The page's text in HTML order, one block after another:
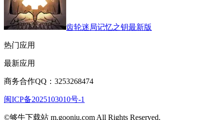
齿轮迷局记忆之钥最新版
热门应用
最新应用
商务合作QQ：3253268474
闽ICP备2025103010号-1
©够牛下载站 m.gooniu.com All Rights Reserved.